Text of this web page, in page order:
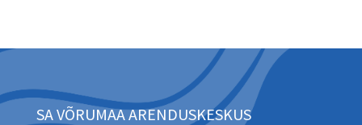
SA VÕRUMAA ARENDUSKESKUS